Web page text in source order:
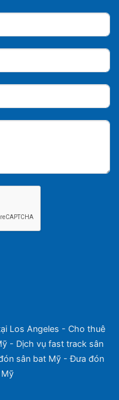
Los Angeles - Cho thuê
- Dịch vụ fast track sân
sân bat Mỹ -Đưa đón